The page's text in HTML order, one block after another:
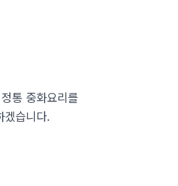
통 중화요리를
겠습니다.